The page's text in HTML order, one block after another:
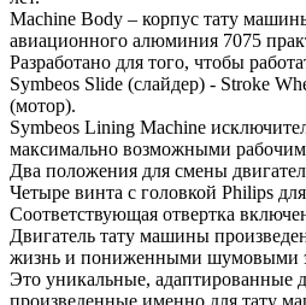
Machine Body – корпус тату
авиационного алюминия 7075
Разработано для того, чтобы
Symbeos Slide (слайдер) - Stroke
(мотор).
Symbeos Lining Machine
максимально возможными
Два положения для смены
Четыре винта с головкой Philips
Соответствующая отвертка
Двигатель тату машины
жизнь и пониженными шумовыми
Это уникальные, адаптированные
произведенные именно для тату